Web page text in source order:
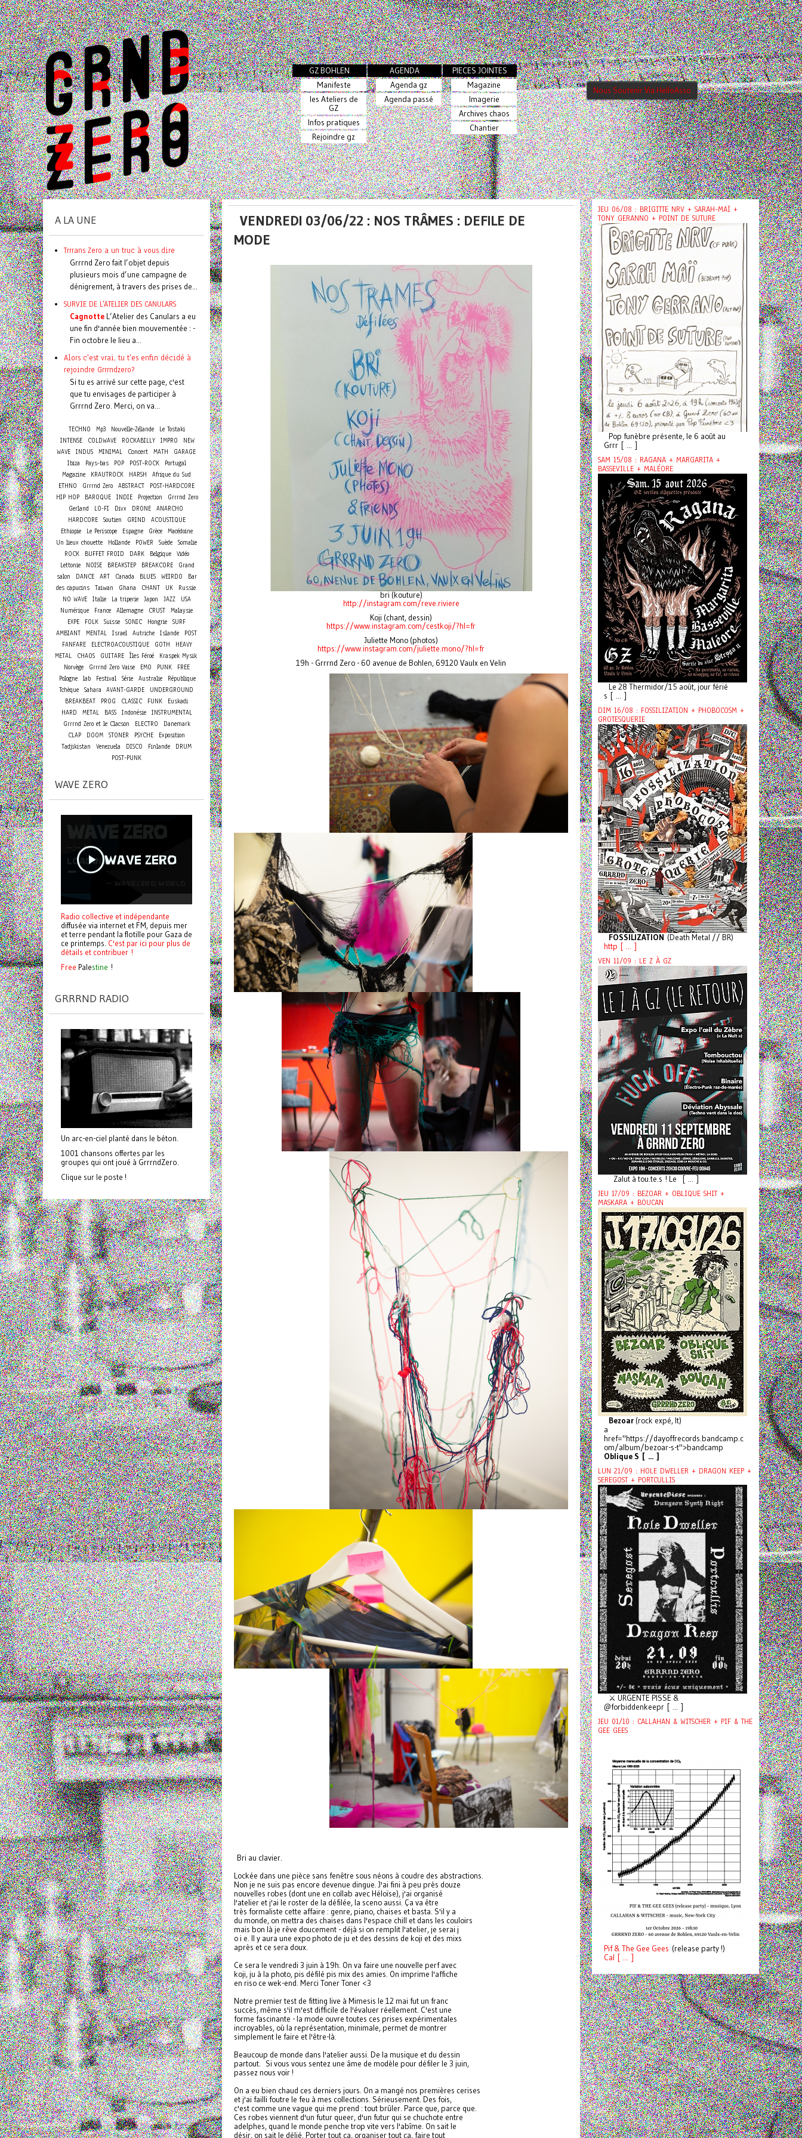
GZ BOHLEN
Manifeste
les Ateliers de
GZ
Infos pratiques
Rejoindre gz
AGENDA
Agenda gz
Agenda passé
PIECES JOINTES
Magazine
Imagerie
Archives chaos
Chantier
Nous Soutenir Via HelloAsso
VENDREDI 03/06/22 : NOS TRÂMES : DEFILE DE
MODE
bri (kouture)
http://instagram.com/reve.riviere
Koji (chant, dessin)
https://www.instagram.com/cestkoji/?hl=fr
Juliette Mono (photos)
https://www.instagram.com/juliette.mono/?hl=fr
19h - Grrrnd Zero - 60 avenue de Bohlen, 69120 Vaulx en Velin
Bri au clavier.
Lockée dans une pièce sans fenêtre sous néons à coudre des abstractions.
Non je ne suis pas encore devenue dingue. J'ai fini à peu près douze
nouvelles robes (dont une en collab avec Héloïse), j'ai organisé
l'atelier et j'ai le roster de la défilée, la sceno aussi. Ça va être
très formaliste cette affaire : genre, piano, chaises et basta. S'il y a
du monde, on mettra des chaises dans l'espace chill et dans les couloirs
mais bon là je rêve doucement - déjà si on remplit l'atelier, je serai j
o i e. Il y aura une expo photo de ju et des dessins de koji et des mixs
après et ce sera doux.
Ce sera le vendredi 3 juin à 19h. On va faire une nouvelle perf avec
koji, ju à la photo, pis défilé pis mix des amies. On imprime l'affiche
en riso ce wek-end. Merci Toner Toner <3
Notre premier test de fitting live à Mimesis le 12 mai fut un franc
succès, même s'il m'est difficile de l'évaluer réellement. C'est une
forme fascinante - la mode ouvre toutes ces prises expérimentales
incroyables, où la représentation, minimale, permet de montrer
simplement le faire et l'être-là.
Beaucoup de monde dans l'atelier aussi. De la musique et du dessin
partout. Si vous vous sentez une âme de modèle pour défiler le 3 juin,
passez nous voir !
On a eu bien chaud ces derniers jours. On a mangé nos premières cerises
et j'ai failli foutre le feu à mes collections. Sérieusement. Des fois,
c'est comme une vague qui me prend : tout brûler. Parce que, parce que.
Ces robes viennent d'un futur queer, d'un futur qui se chuchote entre
adelphes, quand le monde penche trop vite vers l'abîme. On sait le
désir, on sait le délié. Porter tout ça, organiser tout ça, faire tout
A LA UNE
Trrrans Zero a un truc à vous dire
Grrrnd Zero fait l’objet depuis
plusieurs mois d’une campagne de
dénigrement, à travers des prises de...
SURVIE DE L'ATELIER DES CANULARS
Cagnotte L’Atelier des Canulars a eu
une fin d'année bien mouvementée : -
Fin octobre le lieu a...
Alors c'est vrai, tu t'es enfin décidé à
rejoindre Grrrndzero?
Si tu es arrivé sur cette page, c'est
que tu envisages de participer à
Grrrnd Zero. Merci, on va...
TECHNO Mp3 Nouvelle-Zélande
Le Tostaki
INTENSE
COLDWAVE ROCKABILLY IMPRO
NEW
WAVE
INDUS MINIMAL Concert MATH
GARAGE
Ibiza
Pays-bas POP POST-ROCK
Portugal
Magazine
KRAUTROCK HARSH
Afrique du Sud
ETHNO
Grrrnd Zero ABSTRACT
POST-HARDCORE
HIP HOP
BAROQUE INDIE Projection
Grrrnd Zero
Gerland
LO-FI Divx DRONE ANARCHO
HARDCORE
Soutien GRIND
ACOUSTIQUE
Ethiopie
Le Periscope Espagne Grèce
Macédoine
Un lieux chouette
Hollande POWER Suède Somalie
ROCK
BUFFET FROID DARK Belgique
Vidéo
Lettonie
NOISE BREAKSTEP BREAKCORE
Grand
salon
DANCE ART Canada BLUES WEIRDO
Bar
des capucins Taiwan Ghana CHANT UK
Russie
NO WAVE
Italie La triperie Japon JAZZ
USA
Numérique
France Allemagne CRUST Malaysie
EXPE
FOLK Suisse SONIC Hongrie SURF
AMBIANT MENTAL Israel Autriche Islande
POST
FANFARE
ELECTROACOUSTIQUE GOTH
HEAVY
METAL
CHAOS GUITARE Îles Féroé
Kraspek Mysik
Norvège
Grrrnd Zero Vaise EMO PUNK
FREE
Pologne
lab Festival Série Australie
République
Tchèque
Sahara AVANT-GARDE
UNDERGROUND
BREAKBEAT
PROG CLASSIC FUNK
Euskadi
HARD
METAL BASS Indonésie
INSTRUMENTAL
Grrrnd Zero et le Clacson
ELECTRO
Danemark
CLAP
DOOM STONER PSYCHE
Exposition
Tadjikistan
Venezuela DISCO Finlande
DRUM
POST-PUNK
WAVE ZERO
Radio collective et indépendante
diffusée via internet et FM, depuis mer
et terre pendant la flotille pour Gaza de
ce printemps. C'est par ici pour plus de
détails et contribuer !
Free Palestine !
GRRRND RADIO
Un arc-en-ciel planté dans le béton.
1001 chansons offertes par les
groupes qui ont joué à GrrrndZero.
Clique sur le poste !
JEU 06/08 : BRIGITTE NRV + SARAH-MAÏ +
TONY GERANNO + POINT DE SUTURE
Pop funèbre présente, le 6 août au
Grrr [ ... ]
SAM 15/08 : RAGANA + MARGARITA +
BASSEVILLE + MALÉORE
Le 28 Thermidor/15 août, jour férié
s [ ... ]
DIM 16/08 : FOSSILIZATION + PHOBOCOSM +
GROTESQUERIE
FOSSILIZATION (Death Metal // BR)
http [ ... ]
VEN 11/09 : LE Z À GZ
Zalut à tou.te.s ! Le [ ... ]
JEU 17/09 : BEZOAR + OBLIQUE SHIT +
MASKARA + BOUCAN
Bezoar (rock expé, It)
a
href="https://dayoffrecords.bandcamp.c
om/album/bezoar-s-t">bandcamp
Oblique S [ ... ]
LUN 21/09 : HOLE DWELLER + DRAGON KEEP +
SEREGOST + PORTCULLIS
⚔️ URGENTE PISSE &
@forbiddenkeepr [ ... ]
JEU 01/10 : CALLAHAN & WITSCHER + PIF & THE
GEE GEES
Pif& The Gee Gees (release party !)
Cal [ ... ]